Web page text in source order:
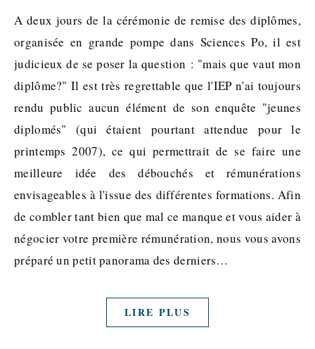
A deux jours de la cérémonie de remise des diplômes,
organisée en grande pompe dans Sciences Po, il est
judicieux de se poser la question : "mais que vaut mon
diplôme?" Il est très regrettable que l'IEP n'ai toujours
rendu public aucun élément de son enquête "jeunes
diplomés" (qui étaient pourtant attendue pour le
printemps 2007), ce qui permettrait de se faire une
meilleure idée des débouchés et rémunérations
envisageables à l'issue des différentes formations. Afin
de combler tant bien que mal ce manque et vous aider à
négocier votre première rémunération, nous vous avons
préparé un petit panorama des derniers…
LIRE PLUS